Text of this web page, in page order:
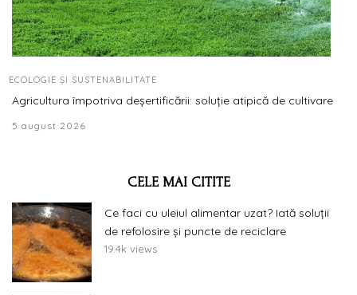
ECOLOGIE ȘI SUSTENABILITATE
Agricultura împotriva deșertificării: soluție atipică de cultivare
5 august 2026
CELE MAI CITITE
Ce faci cu uleiul alimentar uzat? Iată soluții
de refolosire și puncte de reciclare
19.4k views